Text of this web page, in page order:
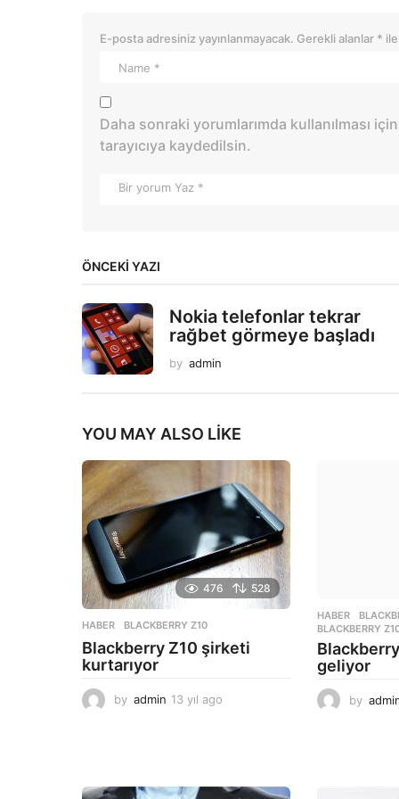
E-posta adresiniz yayınlanmayacak. Gerekli alanlar *
Daha sonraki yorumlarımda kullanılması
tarayıcıya kaydedilsin.
ÖNCEKI YAZI
Nokia telefonlar tekrar
rağbet görmeye başladı
by admin
YOU MAY ALSO LIKE
476 528
HABER BLACKBERRY Z10
Blackberry Z10 şirketi
kurtarıyor
by admin 13 yıl ago
a
HABER
BLACKBERRY
geliyor
by